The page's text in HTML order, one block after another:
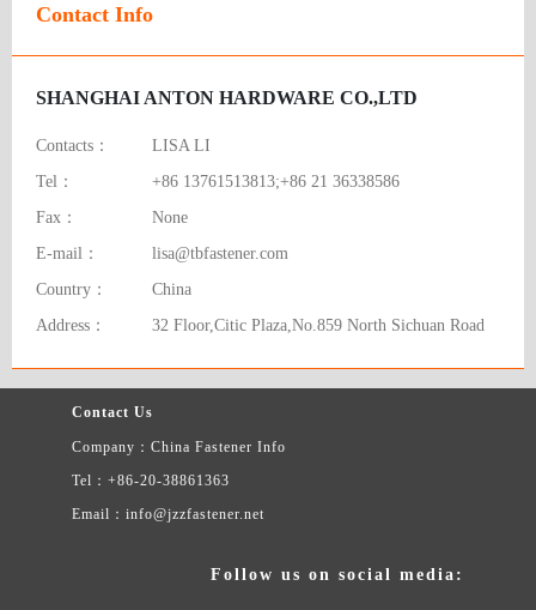
Contact Info
SHANGHAI ANTON HARDWARE CO.,LTD
Contacts：
LISA LI
Tel：
+86 13761513813;+86 21 36338586
Fax：
None
E-mail：
lisa@tbfastener.com
Country：
China
Address：
32 Floor,Citic Plaza,No.859 North Sichuan Road
Contact Us
Company：China Fastener Info
Tel：+86-20-38861363
Email：info@jzzfastener.net
Follow us on social media: